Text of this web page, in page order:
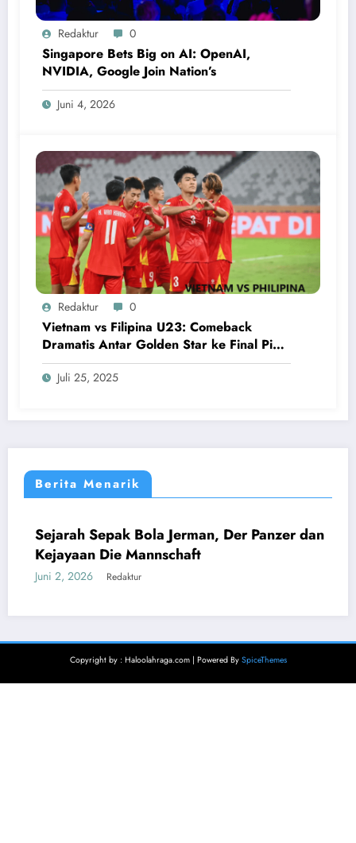
Redaktur 0
Singapore Bets Big on AI: OpenAI,
NVIDIA, Google Join Nation’s
Juni 4, 2026
Redaktur 0
Vietnam vs Filipina U23: Comeback
Dramatis Antar Golden Star ke Final Piala
AFF U-23 2025
Juli 25, 2025
Berita Menarik
DUNIA EROPA
Sejarah Sepak Bola Jerman, Der Panzer dan
Kejayaan Die Mannschaft
Juni 2, 2026 Redaktur